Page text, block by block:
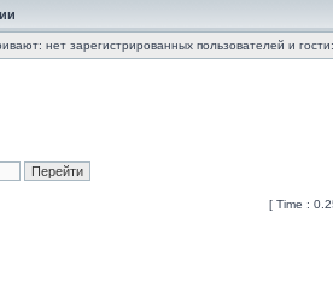
нет зарегистрированных пользователей и
[ Time :